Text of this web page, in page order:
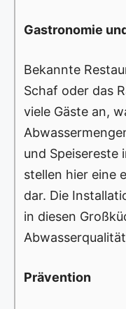
Gastronomie
Bekannte
Schaf oder das
viele Gäste an,
und Speisereste
stellen hier eine
dar. Die
in diesen
Prävention